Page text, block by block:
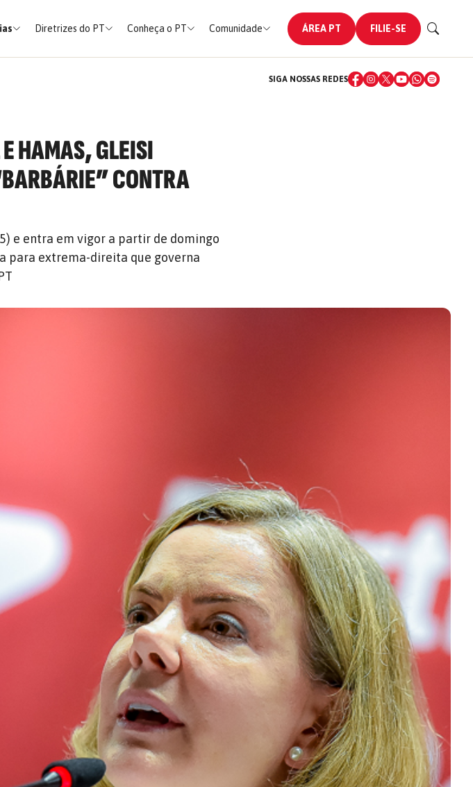
Diretrizes do PT Conheça o PT Comunidade ÁREA PT FILIE-SE
SIGA NOSSAS REDES
HAMAS, GLEISI
CONTRA
e entra em vigor a partir de domingo
para extrema-direita que governa